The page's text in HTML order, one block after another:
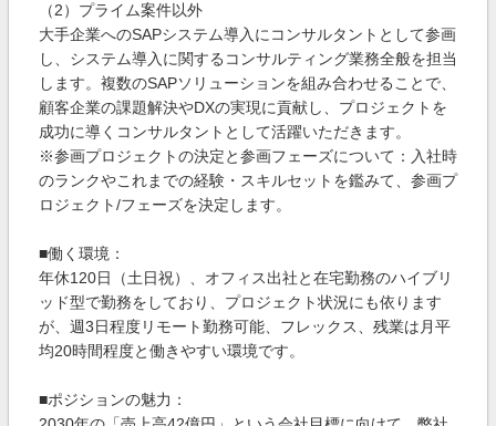
（2）プライム案件以外
大手企業へのSAPシステム導入にコンサルタントとして参画
し、システム導入に関するコンサルティング業務全般を担当
します。複数のSAPソリューションを組み合わせることで、
顧客企業の課題解決やDXの実現に貢献し、プロジェクトを
成功に導くコンサルタントとして活躍いただきます。
※参画プロジェクトの決定と参画フェーズについて：入社時
のランクやこれまでの経験・スキルセットを鑑みて、参画プ
ロジェクト/フェーズを決定します。
■働く環境：
年休120日（土日祝）、オフィス出社と在宅勤務のハイブリ
ッド型で勤務をしており、プロジェクト状況にも依ります
が、週3日程度リモート勤務可能、フレックス、残業は月平
均20時間程度と働きやすい環境です。
■ポジションの魅力：